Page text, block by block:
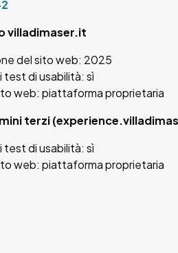
villadimaser.it
del sito web: 2025
di usabilità: sì
web: piattaforma proprietaria
terzi
di usabilità: sì
web: piattaforma proprietaria